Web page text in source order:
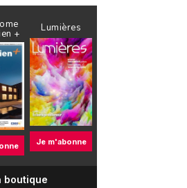
+ Lumières
Je m'abonne
boutique